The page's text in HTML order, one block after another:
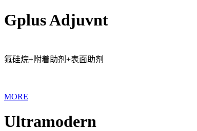
Gplus Adjuvnt
氟硅烷+附着助剂+表面助剂
MORE
Ultramodern